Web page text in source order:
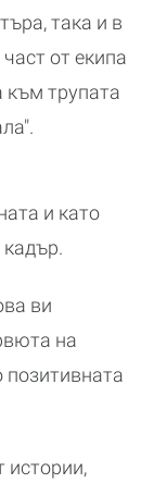
така и в
от екипа
към трупата
и като
кадър.
ви
на
позитивната
истории,